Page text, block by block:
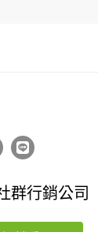
群行銷公司